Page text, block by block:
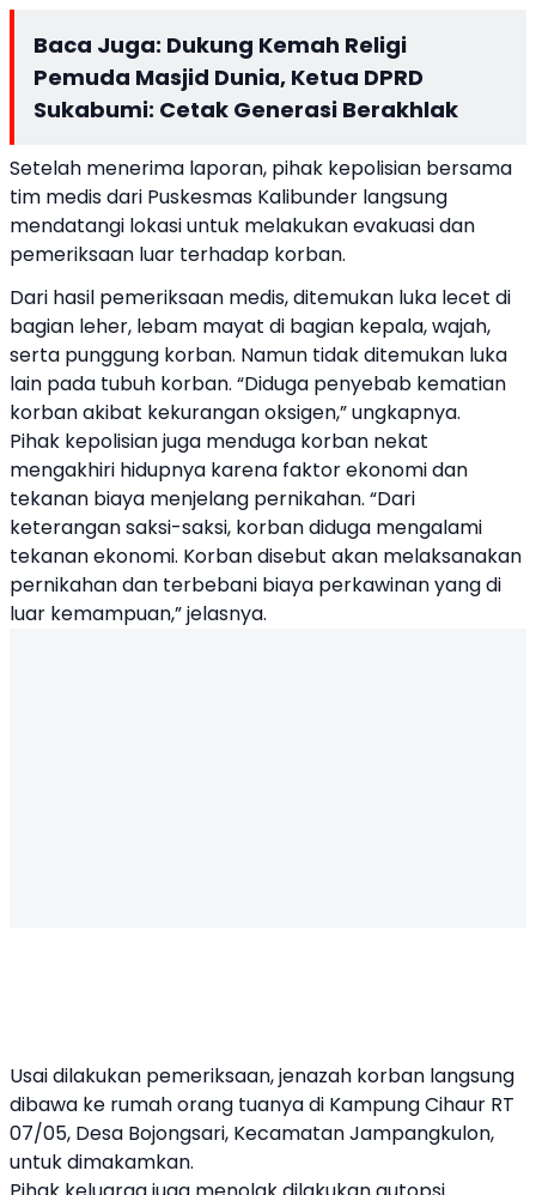
Baca Juga: Dukung Kemah Religi
Pemuda Masjid Dunia, Ketua DPRD
Sukabumi: Cetak Generasi Berakhlak
Setelah menerima laporan, pihak kepolisian bersama
tim medis dari Puskesmas Kalibunder langsung
mendatangi lokasi untuk melakukan evakuasi dan
pemeriksaan luar terhadap korban.
Dari hasil pemeriksaan medis, ditemukan luka lecet di
bagian leher, lebam mayat di bagian kepala, wajah,
serta punggung korban. Namun tidak ditemukan luka
lain pada tubuh korban. “Diduga penyebab kematian
korban akibat kekurangan oksigen,” ungkapnya.
Pihak kepolisian juga menduga korban nekat
mengakhiri hidupnya karena faktor ekonomi dan
tekanan biaya menjelang pernikahan. “Dari
keterangan saksi-saksi, korban diduga mengalami
tekanan ekonomi. Korban disebut akan melaksanakan
pernikahan dan terbebani biaya perkawinan yang di
luar kemampuan,” jelasnya.
Usai dilakukan pemeriksaan, jenazah korban langsung
dibawa ke rumah orang tuanya di Kampung Cihaur RT
07/05, Desa Bojongsari, Kecamatan Jampangkulon,
untuk dimakamkan.